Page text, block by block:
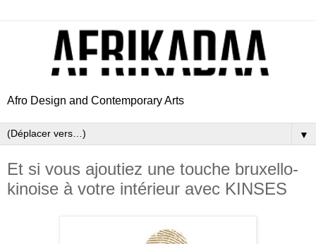
Afro Design and Contemporary Arts
▼
Et si vous ajoutiez une touche bruxello-
kinoise à votre intérieur avec KINSES